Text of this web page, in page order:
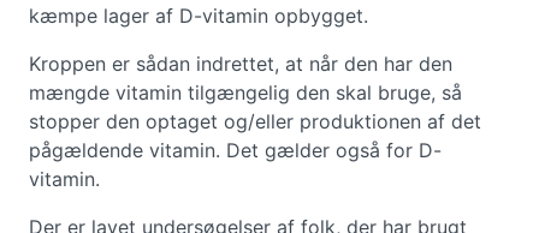
kæmpe lager af D-vitamin opbygget.
Kroppen er sådan indrettet, at når den har den
mængde vitamin tilgængelig den skal bruge, så
stopper den optaget og/eller produktionen af det
pågældende vitamin. Det gælder også for D-
vitamin.
Der er lavet undersøgelser af folk, der har brugt